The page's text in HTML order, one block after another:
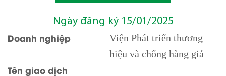
Ngày đăng ký 15/01/2025
Doanh nghiệp
Viện Phát triển thương
hiệu và chống hàng giả
Tên giao dịch